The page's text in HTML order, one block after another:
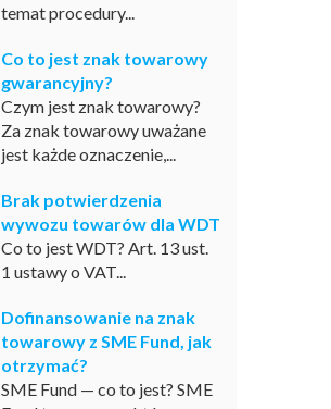
temat procedury...
Co to jest znak towarowy
gwarancyjny?
Czym jest znak towarowy?
Za znak towarowy uważane
jest każde oznaczenie,...
Brak potwierdzenia
wywozu towarów dla WDT
Co to jest WDT? Art. 13 ust.
1 ustawy o VAT...
Dofinansowanie na znak
towarowy z SME Fund, jak
otrzymać?
SME Fund — co to jest? SME